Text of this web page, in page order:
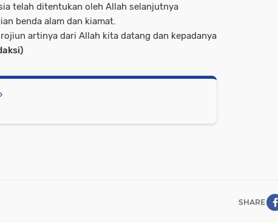
telah ditentukan oleh Allah selanjutnya
benda alam dan kiamat.
artinya dari Allah kita datang dan kepadanya
SHARE